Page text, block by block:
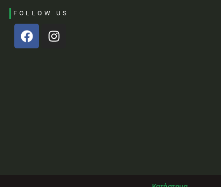
FOLLOW US